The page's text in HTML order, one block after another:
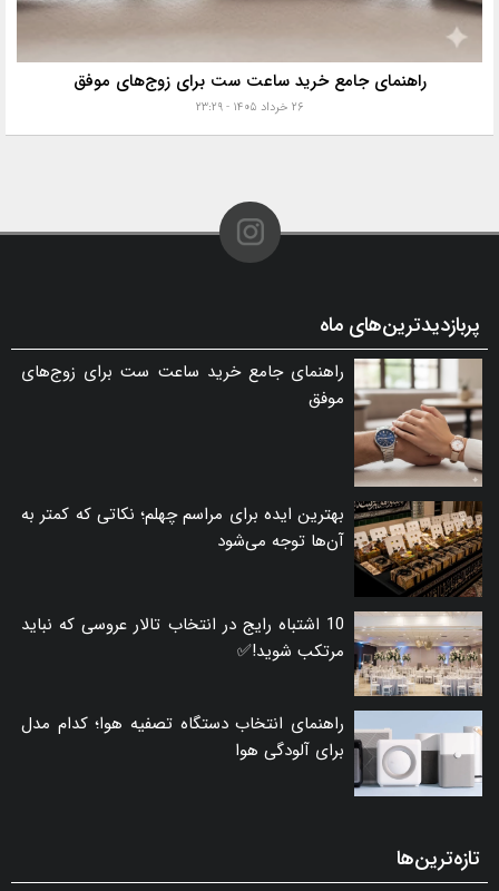
راهنمای جامع خرید ساعت ست برای زوج‌های موفق
۲۶ خرداد ۱۴۰۵ - ۲۳:۲۹
پربازدیدترین‌های ماه
راهنمای جامع خرید ساعت ست برای زوج‌های
موفق
بهترین ایده برای مراسم چهلم؛ نکاتی که کمتر به
آن‌ها توجه می‌شود
10 اشتباه رایج در انتخاب تالار عروسی که نباید
مرتکب شوید!✅
راهنمای انتخاب دستگاه تصفیه هوا؛ کدام مدل
برای آلودگی هوا
تازه‌ترین‌ها